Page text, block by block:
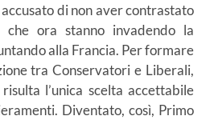
accusato di non aver contrastato
ora stanno invadendo la
alla Francia. Per formare
tra Conservatori e Liberali,
risulta l’unica scelta accettabile
Diventato, così, Primo